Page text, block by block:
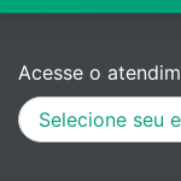
Acesse o